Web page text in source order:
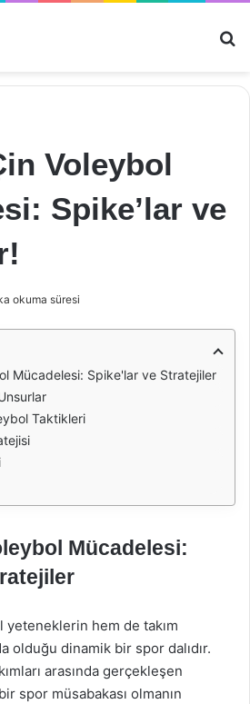
Voleybol
Spike’lar ve
okuma süresi
Mücadelesi: Spike'lar ve Stratejiler
Taktikleri
Mücadelesi:
hem de takım
olduğu dinamik bir spor dalıdır.
arasında gerçekleşen
spor müsabakası olmanın